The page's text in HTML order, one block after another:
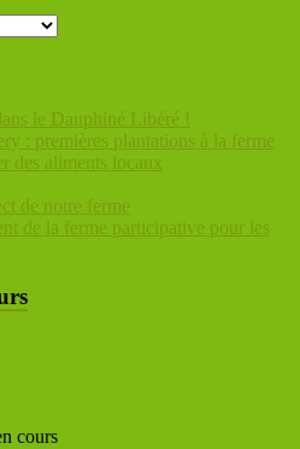
le Dauphiné Libéré !
: premières plantations à la ferme
des aliments locaux
de notre ferme
de la ferme participative pour les
cours